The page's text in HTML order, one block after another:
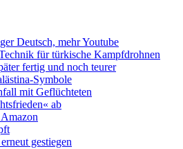
Deutsch, mehr Youtube
für türkische Kampfdrohnen
fertig und noch teurer
Symbole
mit Geflüchteten
ab
gestiegen